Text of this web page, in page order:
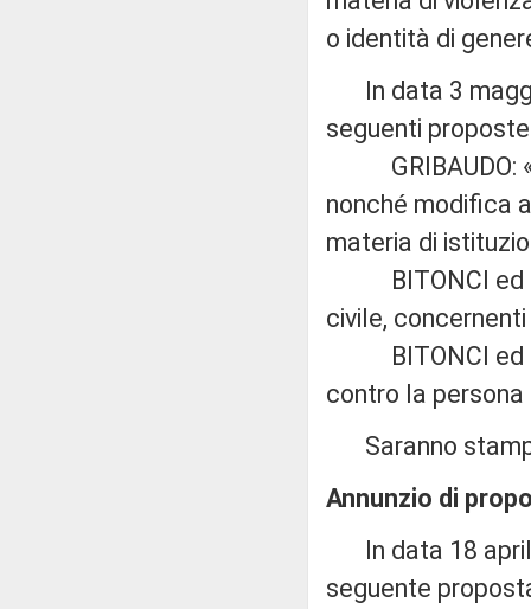
o identità di
In data 3
seguenti
GRIBAUDO:
nonché modifica
materia di
BITONCI ed
civile,
BITONCI ed
contro la
Saranno
Annunzio di
In data 18
seguente